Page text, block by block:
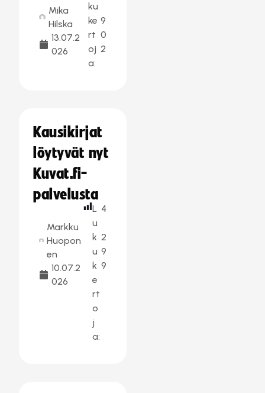
Mika
Hilska
13.07.2
026
ku
ke
rt
oj
a:
9
0
2
Kausikirjat
löytyvät nyt
Kuvat.fi-
palvelusta
Markku
Huopon
en
10.07.2
026
L
u
k
u
k
e
rt
o
j
a:
4
2
9
9